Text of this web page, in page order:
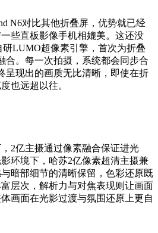
N6对比其他折叠屏，优势就已经
些直板影像手机相媲美。这还没
研LUMO超像素引擎，首次为折叠
合。每一次拍摄，系统都会同步合
呈现出的画质无比清晰，即使在折
也远超以往。
2亿主摄通过像素融合保证进光
环境下，哈苏2亿像素超清主摄兼
暗部细节的清晰保留，色彩还原既
层次，解析力与对焦表现则让画面
画面在光影过渡与氛围还原上更自